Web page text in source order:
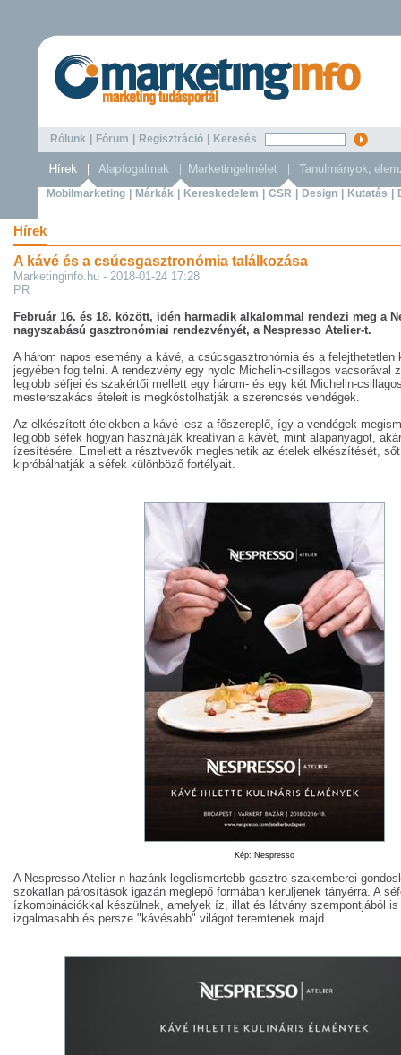
Rólunk Fórum Regisztráció Keresés
Mobilmarketing Márkák Kereskedelem CSR Design Kutatás
Hírek
A kávé és a csúcsgasztronómia találkozása
Marketinginfo.hu - 2018-01-24 17:28
PR
Február 16. és 18. között, idén harmadik alkalommal rendezi meg a
nagyszabású gasztronómiai rendezvényét, a Nespresso Atelier-t.
A három napos esemény a kávé, a csúcsgasztronómia és a felejthetetlen
jegyében fog telni. A rendezvény egy nyolc Michelin-csillagos vacsorával
legjobb séfjei és szakértői mellett egy három- és egy két Michelin-
mesterszakács ételeit is megkóstolhatják a szerencsés vendégek.
Az elkészített ételekben a kávé lesz a főszereplő, így a vendégek
legjobb séfek hogyan használják kreatívan a kávét, mint alapanyagot,
ízesítésére. Emellett a résztvevők megleshetik az ételek elkészítését,
kipróbálhatják a séfek különböző fortélyait.
Kép: Nespresso
A Nespresso Atelier-n hazánk legelismertebb gasztro szakemberei
szokatlan párosítások igazán meglepő formában kerüljenek tányérra. A
ízkombinációkkal készülnek, amelyek íz, illat és látvány szempontjából is
izgalmasabb és persze "kávésabb" világot teremtenek majd.